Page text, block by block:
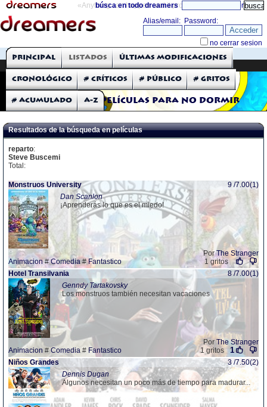
«Anything can happen and it probably will» directorio
búsca en todo dreamers
THE DREAMERS
Críticas: Películas
Películas para no dormir
Principal Listados Últimas modificaciones
Cronológico # Críticos # Público # Gritos
# Acumulado A-Z
Resultados de la búsqueda en películas
reparto:
Steve Buscemi
Total:
Monstruos University
9 /7.00(1)
Dan Scanlon
¡Aprenderás lo que es el miedo!
PorThe Stranger
Animacion#Comedia#Fantastico
1 gritos
Hotel Transilvania
8 /7.00(1)
Genndy Tartakovsky
Los monstruos también necesitan vacaciones
PorThe Stranger
Animacion #Comedia # Fantastico 1
1 gritos
Niños Grandes
3 /7.50(2)
Dennis Dugan
Algunos necesitan un poco más de tiempo para madurar...